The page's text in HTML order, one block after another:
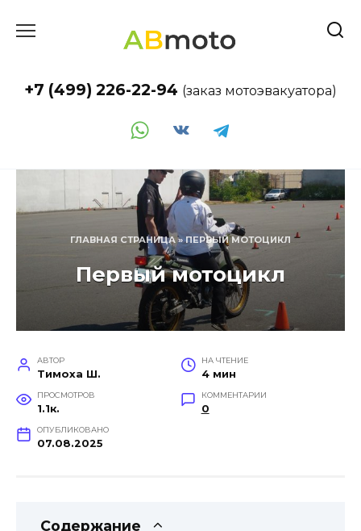
+7 (499) 226-22-94 (заказ мотоэвакуатора)
ГЛАВНАЯ СТРАНИЦА»ПЕРВЫЙ МОТОЦИКЛ
Первый мотоцикл
АВТОР
Тимоха Ш.
НА ЧТЕНИЕ
4 мин
ПРОСМОТРОВ
1.1к.
КОММЕНТАРИИ
0
ОПУБЛИКОВАНО
07.08.2025
Содержание